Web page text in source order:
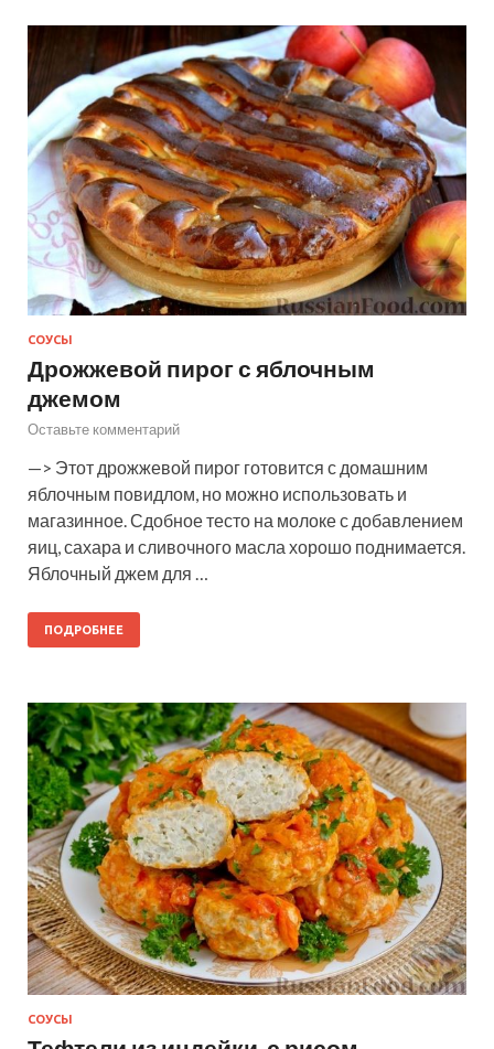
СОУСЫ
Дрожжевой пирог с яблочным
джемом
Оставьте комментарий
—> Этот дрожжевой пирог готовится с домашним
яблочным повидлом, но можно использовать и
магазинное. Сдобное тесто на молоке с добавлением
яиц, сахара и сливочного масла хорошо поднимается.
Яблочный джем для …
ПОДРОБНЕЕ
СОУСЫ